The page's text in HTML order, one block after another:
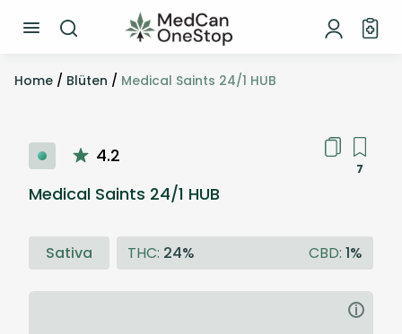
Home / Blüten / Medical Saints 24/1 HUB
4.2
7
Medical Saints 24/1 HUB
Sativa THC: 24% CBD: 1%
i